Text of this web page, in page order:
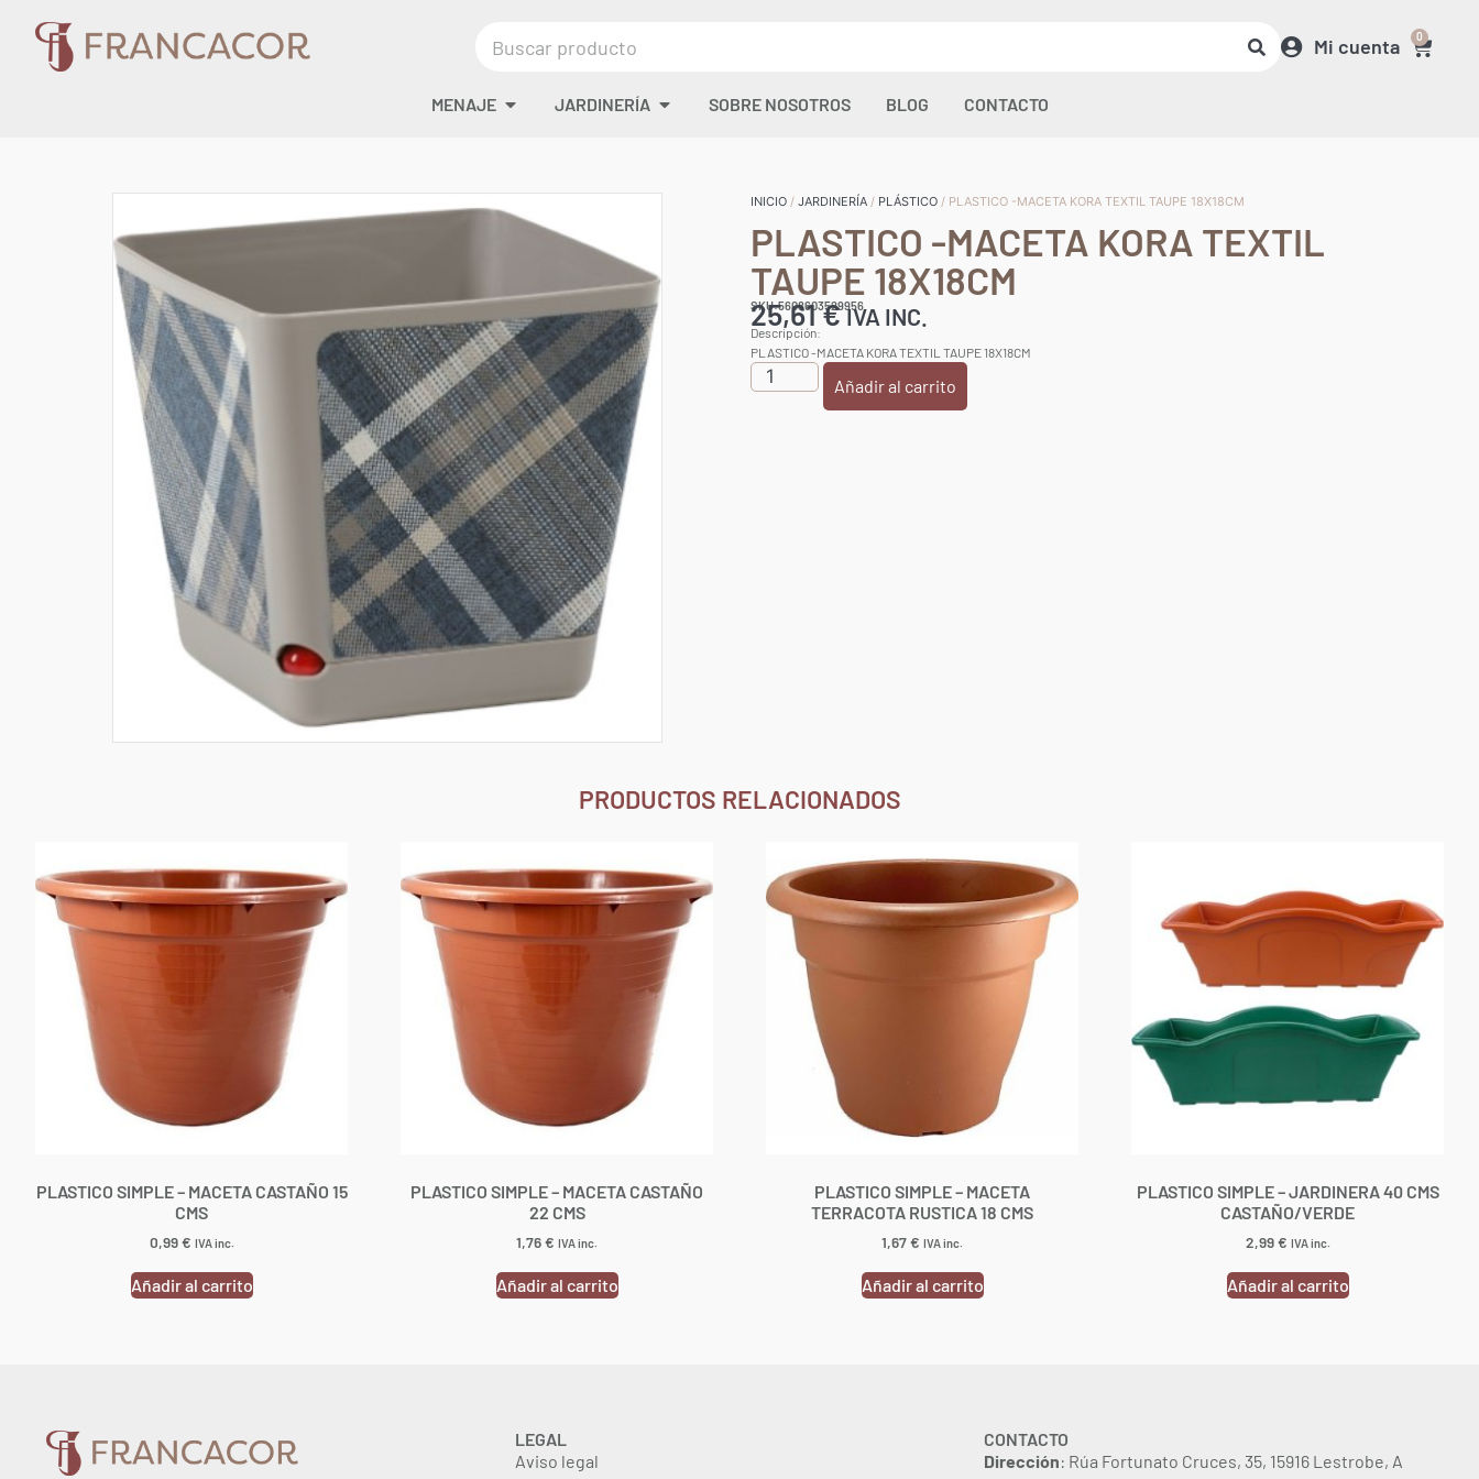
Mi cuenta 0
MENAJE JARDINERÍA SOBRE NOSOTROS BLOG CONTACTO
INICIO / JARDINERÍA / PLÁSTICO / PLASTICO -MACETA KORA TEXTIL TAUPE 18X18CM
PLASTICO -MACETA KORA TEXTIL
TAUPE 18X18CM
SKU:5608603529956
25,61€IVA INC.
Descripción:
PLASTICO -MACETA KORA TEXTIL TAUPE 18X18CM
Añadir al carrito
PRODUCTOS RELACIONADOS
PLASTICO SIMPLE – MACETA CASTAÑO 15
CMS
0,99€ IVA inc.
Añadir al carrito
PLASTICO SIMPLE – MACETA CASTAÑO
22 CMS
1,76€ IVA inc.
Añadir al carrito
PLASTICO SIMPLE – MACETA
TERRACOTA RUSTICA 18 CMS
1,67€ IVA inc.
Añadir al carrito
PLASTICO SIMPLE – JARDINERA 40 CMS
CASTAÑO/VERDE
2,99€ IVA inc.
Añadir al carrito
LEGAL
Aviso legal
CONTACTO
Dirección: Rúa Fortunato Cruces, 35, 15916 Lestrobe, A